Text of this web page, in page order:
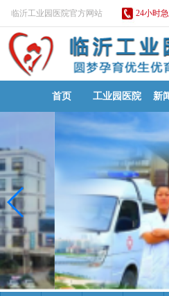
临沂工业园医院官方网站 24小时
首页 工业园医院 新